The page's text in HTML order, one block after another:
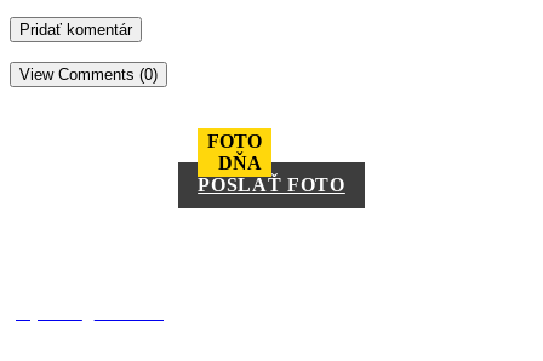
View Comments (0)
FOTO
DŇA
POSLAŤ FOTO